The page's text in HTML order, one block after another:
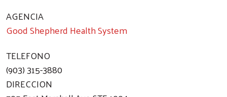
AGENCIA
Good Shepherd Health System
TELEFONO
(903) 315-3880
DIRECCION